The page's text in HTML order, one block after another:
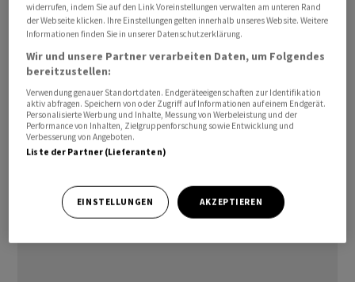
wurden von der Stärke des Anstiegs des Indexwertes
überrascht. Sie hatten im Schnitt nur 51,2 Punkte
erwartet.
Die Unterindikatoren für neue Aufträge und für
Beschäftigung legten im Juni jeweils deutlich zu. Der
Indexwert, der die Einschätzung der Preisentwicklung
von Unternehmen des Dienstleistungssektors
widerrufen, indem Sie auf den Link Voreinstellungen verwalten am unteren Rand
der Webseite klicken. Ihre Einstellungen gelten innerhalb unseres Website. Weitere
Informationen finden Sie in unserer Datenschutzerklärung.
Wir und unsere Partner verarbeiten Daten, um Folgendes
bereitzustellen:
Verwendung genauer Standortdaten. Endgeräteeigenschaften zur Identifikation
aktiv abfragen. Speichern von oder Zugriff auf Informationen auf einem Endgerät.
Personalisierte Werbung und Inhalte, Messung von Werbeleistung und der
Performance von Inhalten, Zielgruppenforschung sowie Entwicklung und
Verbesserung von Angeboten.
Liste der Partner (Lieferanten)
EINSTELLUNGEN AKZEPTIEREN